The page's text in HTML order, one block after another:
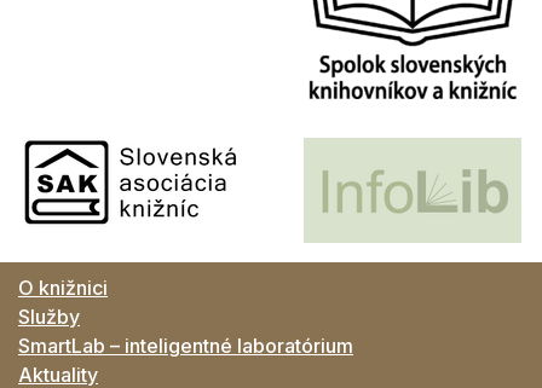
O knižnici
Služby
SmartLab – inteligentné laboratórium
Aktuality